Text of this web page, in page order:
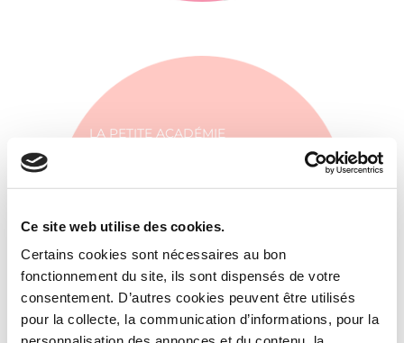
Ce site web utilise des cookies.
Certains cookies sont nécessaires au bon
fonctionnement du site, ils sont dispensés de votre
consentement. D’autres cookies peuvent être utilisés
pour la collecte, la communication d’informations, pour la
Notre agence
Nos métiers
LA PETITE ACADÉMIE
Comment promouvoir une
marque et son réseau de
Sites et Applications
Stratégie digitale